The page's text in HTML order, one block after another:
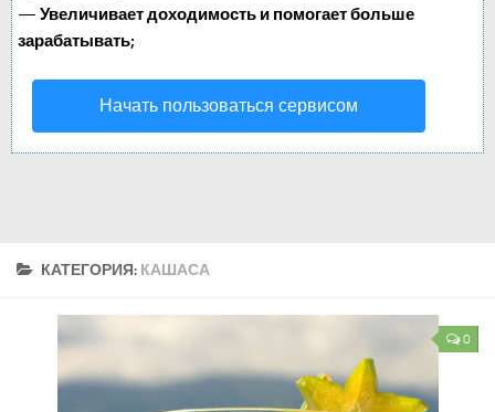
— Увеличивает доходимость и помогает больше
зарабатывать;
Начать пользоваться сервисом
КАТЕГОРИЯ: КАШАСА
0